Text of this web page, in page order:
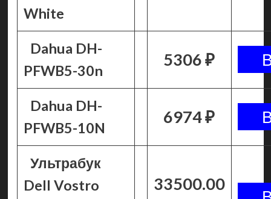
White
Dahua DH-
PFWB5-30n
5306 ₽
Dahua DH-
PFWB5-10N
6974 ₽
Ультрабук
Dell Vostro
33500.00